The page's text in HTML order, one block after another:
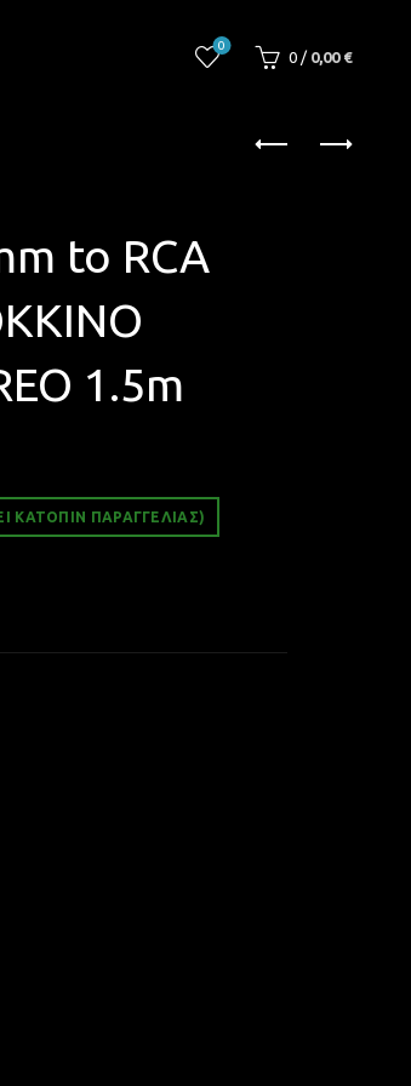
0
0 / 0,00 €
to RCA
1.5m
ΚΑΤΌΠΙΝ ΠΑΡΑΓΓΕΛΊΑΣ)